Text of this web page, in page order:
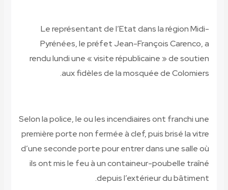
Le représentant de l’Etat dans la région Midi-
Pyrénées, le préfet Jean-François Carenco, a
rendu lundi une « visite républicaine » de soutien
aux fidèles de la mosquée de Colomiers
.
Selon la police, le ou les incendiaires ont franchi une
première porte non fermée à clef, puis brisé la vitre
d’une seconde porte pour entrer dans une salle où
ils ont mis le feu à un containeur-poubelle traîné
depuis l’extérieur du bâtiment
.